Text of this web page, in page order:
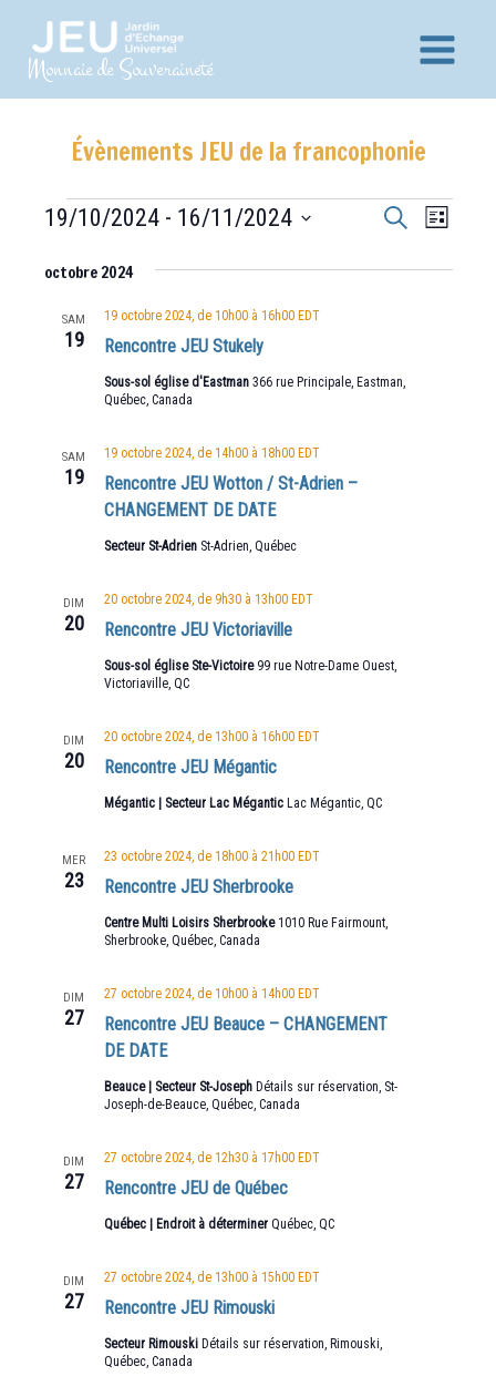
contenuMonnaie de Souveraineté
Main
Évènements JEU de la francophonie
Évènements Recherche
Évènements
Recherche
vues
Liste
19/10/2024 - 16/11/2024
une
octobre 2024
SAM
19 Rencontre JEU Stukely
19 octobre 2024, de 10h00à 16h00 EDT
Sous-sol église d'Eastman 366 rue Principale, Eastman,
Québec, Canada
SAM
19
Rencontre JEU Wotton / St-Adrien –
CHANGEMENT DE DATE
19 octobre 2024, de 14h00à 18h00 EDT
Secteur St-Adrien St-Adrien, Québec
DIM
20 Rencontre JEU Victoriaville
20 octobre 2024, de 9h30à 13h00 EDT
Sous-sol église Ste-Victoire 99 rue Notre-Dame Ouest,
Victoriaville, QC
DIM
20 Rencontre JEU Mégantic
20 octobre 2024, de 13h00à 16h00 EDT
Mégantic | Secteur Lac Mégantic Lac Mégantic, QC
MER
23 Rencontre JEU Sherbrooke
23 octobre 2024, de 18h00à 21h00 EDT
Centre Multi Loisirs Sherbrooke 1010 Rue Fairmount,
Sherbrooke, Québec, Canada
DIM
27
Rencontre JEU Beauce – CHANGEMENT
DE DATE
27 octobre 2024, de 10h00à 14h00 EDT
Beauce | Secteur St-Joseph Détails sur réservation, St-
Joseph-de-Beauce, Québec, Canada
DIM
27 Rencontre JEU de Québec
27 octobre 2024, de 12h30à 17h00 EDT
Québec | Endroit à déterminer Québec, QC
DIM
27 Rencontre JEU Rimouski
27 octobre 2024, de 13h00à 15h00 EDT
Secteur Rimouski Détails sur réservation, Rimouski,
Québec, Canada